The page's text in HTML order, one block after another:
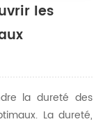
les
la dureté des
La dureté,